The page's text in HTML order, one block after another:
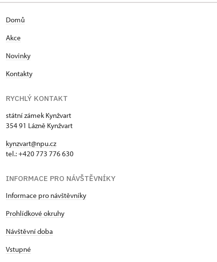
Domů
Akce
Novinky
Kontakty
RYCHLÝ KONTAKT
státní zámek Kynžvart
354 91 Lázně Kynžvart
kynzvart@npu.cz
tel.: +420 773 776 630
INFORMACE PRO NÁVŠTĚVNÍKY
Informace pro návštěvníky
Prohlídkové okruhy
Návštěvní doba
Vstupné